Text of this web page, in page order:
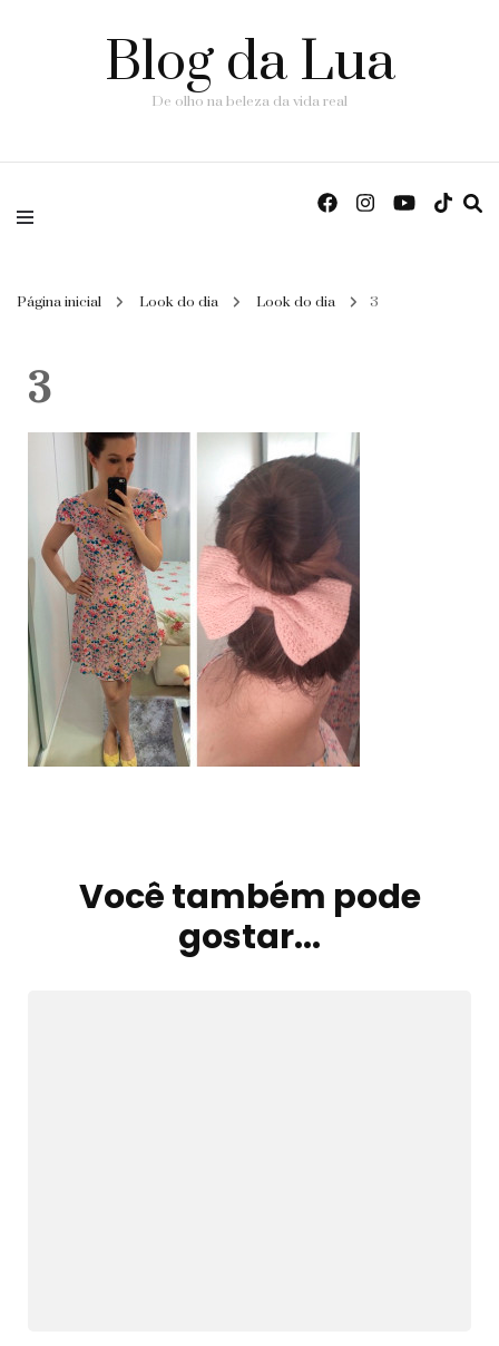
Blog da Lua
De olho na beleza da vida real
Página inicial Look do dia Look do dia 3
3
Você também pode
gostar...